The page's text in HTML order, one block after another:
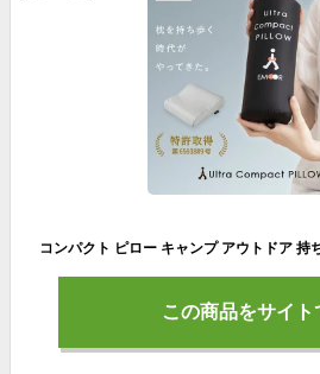
この商品をサイト